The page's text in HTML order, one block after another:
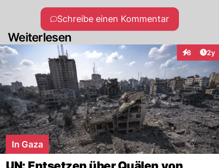
Schreibe einen Kommentar
Weiterlesen
8 2y
In Gaza